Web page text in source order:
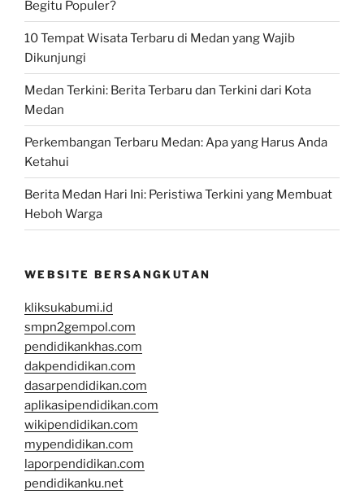
Begitu Populer?
10 Tempat Wisata Terbaru di Medan yang Wajib
Dikunjungi
Medan Terkini: Berita Terbaru dan Terkini dari Kota
Medan
Perkembangan Terbaru Medan: Apa yang Harus Anda
Ketahui
Berita Medan Hari Ini: Peristiwa Terkini yang Membuat
Heboh Warga
WEBSITE BERSANGKUTAN
kliksukabumi.id
smpn2gempol.com
pendidikankhas.com
dakpendidikan.com
dasarpendidikan.com
aplikasipendidikan.com
wikipendidikan.com
mypendidikan.com
laporpendidikan.com
pendidikanku.net